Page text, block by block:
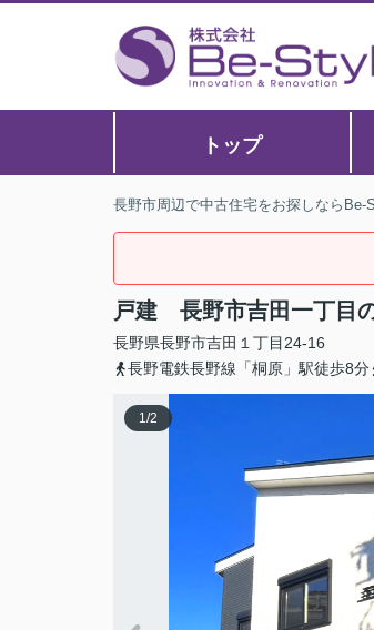
トップ
長野市周辺で中古住宅をお探しならBe-
戸建 長野市吉田一丁目
長野県長野市吉田 １丁目24-16
長野電鉄長野線「桐原」駅徒歩8分
1/2